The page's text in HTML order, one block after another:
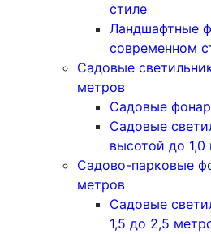
стиле
Ландшафтные
современном
Садовые
метров
Садовые
Садовые
высотой до 1,0
Садово-парковые
метров
Садовые
1,5 до 2,5